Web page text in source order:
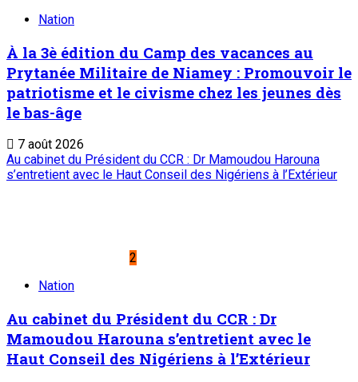
Nation
À la 3è édition du Camp des vacances au
Prytanée Militaire de Niamey : Promouvoir le
patriotisme et le civisme chez les jeunes dès
le bas-âge
7 août 2026
Au cabinet du Président du CCR : Dr Mamoudou Harouna
s’entretient avec le Haut Conseil des Nigériens à l’Extérieur
2
Nation
Au cabinet du Président du CCR : Dr
Mamoudou Harouna s’entretient avec le
Haut Conseil des Nigériens à l’Extérieur